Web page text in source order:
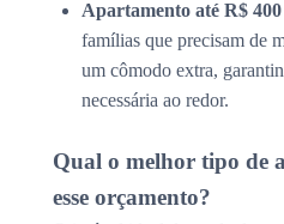
Apartamento até R$
famílias que precisam de
um cômodo extra,
necessária ao redor.
Qual o melhor tipo de
esse orçamento?